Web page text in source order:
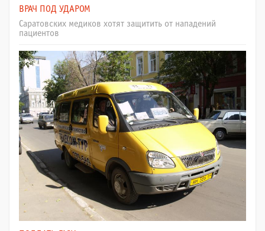
ВРАЧ ПОД УДАРОМ
Саратовских медиков хотят защитить от нападений
пациентов